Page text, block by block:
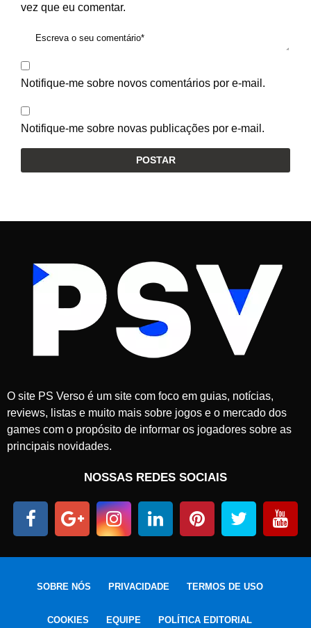
vez que eu comentar.
Notifique-me sobre novos comentários por e-mail.
Notifique-me sobre novas publicações por e-mail.
O site PS Verso é um site com foco em guias, notícias,
reviews, listas e muito mais sobre jogos e o mercado dos
games com o propósito de informar os jogadores sobre as
principais novidades.
NOSSAS REDES SOCIAIS
SOBRE NÓS PRIVACIDADE TERMOS DE USO
COOKIES EQUIPE POLÍTICA EDITORIAL